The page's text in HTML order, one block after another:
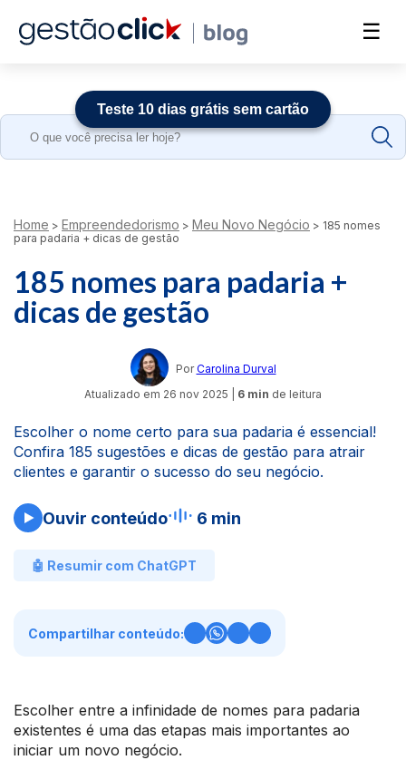
☰
Search
Home > Empreendedorismo > Meu Novo Negócio > 185 nomes
para padaria + dicas de gestão
185 nomes para padaria +
dicas de gestão
Por Carolina Durval
Atualizado em 26 nov 2025 6 min de leitura
Escolher o nome certo para sua padaria é essencial!
Confira 185 sugestões e dicas de gestão para atrair
clientes e garantir o sucesso do seu negócio.
Ouvir conteúdo 6 min
🤖 Resumir com ChatGPT
Compartilhar conteúdo:
Escolher entre a infinidade de nomes para padaria
existentes é uma das etapas mais importantes ao
iniciar um novo negócio.
Teste 10 dias grátis sem cartão